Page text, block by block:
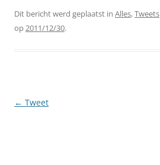
Dit bericht werd geplaatst in Alles,Tweets
op2011/12/30.
Berichtnavigatie
← Tweet